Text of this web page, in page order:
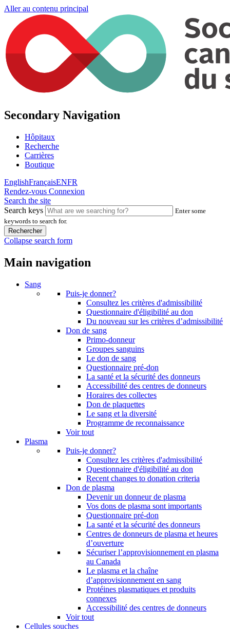
Aller au contenu principal
Secondary Navigation
Hôpitaux
Recherche
Carrières
Boutique
EnglishFrançaisENFR
Rendez-vous Connexion
Search the site
Search keys
Enter some
keywords to search for.
Collapse search form
Main navigation
Sang
Puis-je donner?
Consultez les critères d'admissibilité
Questionnaire d'éligibilité au don
Du nouveau sur les critères d’admissibilité
Don de sang
Primo-donneur
Groupes sanguins
Le don de sang
Questionnaire pré-don
La santé et la sécurité des donneurs
Accessibilité des centres de donneurs
Horaires des collectes
Don de plaquettes
Le sang et la diversité
Programme de reconnaissance
Voir tout
Plasma
Puis-je donner?
Consultez les critères d'admissibilité
Questionnaire d'éligibilité au don
Recent changes to donation criteria
Don de plasma
Devenir un donneur de plasma
Vos dons de plasma sont importants
Questionnaire pré-don
La santé et la sécurité des donneurs
Centres de donneurs de plasma et heures
d’ouverture
Sécuriser l’approvisionnement en plasma
au Canada
Le plasma et la chaîne
d’approvisionnement en sang
Protéines plasmatiques et produits
connexes
Accessibilité des centres de donneurs
Voir tout
Cellules souches